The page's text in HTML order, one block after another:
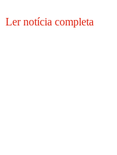
Ler notícia completa